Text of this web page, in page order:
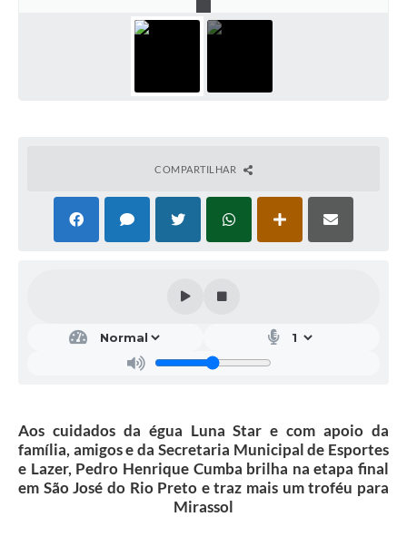
COMPARTILHAR
Aos cuidados da égua Luna Star e com apoio da
família, amigos e da Secretaria Municipal de Esportes
e Lazer, Pedro Henrique Cumba brilha na etapa final
em São José do Rio Preto e traz mais um troféu para
Mirassol